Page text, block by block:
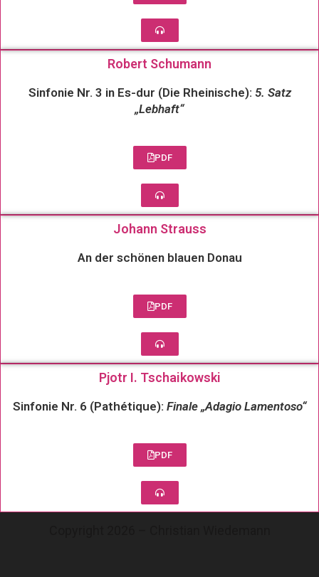
Robert Schumann
Sinfonie Nr. 3 in Es-dur (Die Rheinische): 5. Satz
„Lebhaft“
PDF
Johann Strauss
An der schönen blauen Donau
PDF
Pjotr I. Tschaikowski
Sinfonie Nr. 6 (Pathétique): Finale „Adagio Lamentoso“
PDF